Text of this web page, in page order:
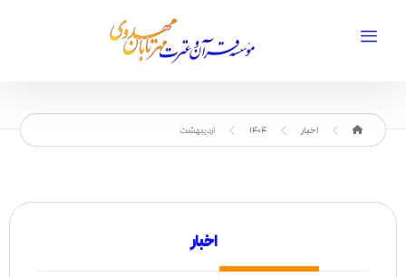
اخبار 1404 اردیبهشت
اخبار